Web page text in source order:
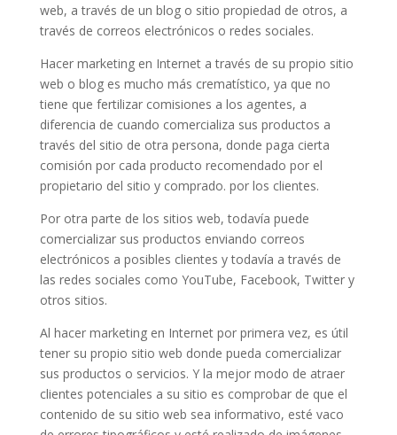
web, a través de un blog o sitio propiedad de otros, a
través de correos electrónicos o redes sociales.
Hacer marketing en Internet a través de su propio sitio
web o blog es mucho más crematístico, ya que no
tiene que fertilizar comisiones a los agentes, a
diferencia de cuando comercializa sus productos a
través del sitio de otra persona, donde paga cierta
comisión por cada producto recomendado por el
propietario del sitio y comprado. por los clientes.
Por otra parte de los sitios web, todavía puede
comercializar sus productos enviando correos
electrónicos a posibles clientes y todavía a través de
las redes sociales como YouTube, Facebook, Twitter y
otros sitios.
Al hacer marketing en Internet por primera vez, es útil
tener su propio sitio web donde pueda comercializar
sus productos o servicios. Y la mejor modo de atraer
clientes potenciales a su sitio es comprobar de que el
contenido de su sitio web sea informativo, esté vaco